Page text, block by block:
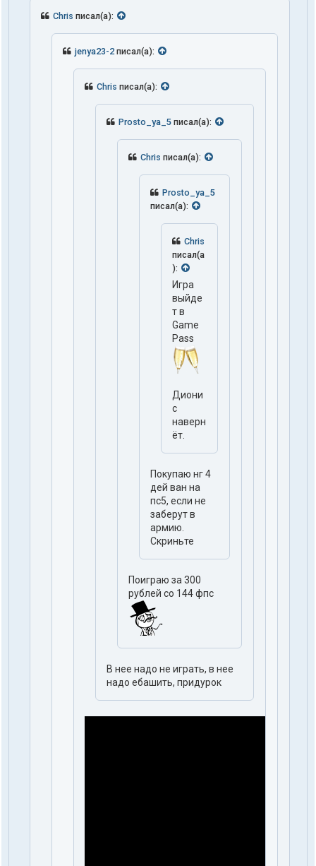
Chris писал(а):
jenya23-2 писал(а):
Chris писал(а):
Prosto_ya_5 писал(а):
Chris писал(а):
Prosto_ya_5
писал(а):
Chris
писал(а
):
Игра
выйде
т в
Game
Pass
Диони
с
наверн
ёт.
Покупаю нг 4
дей ван на
пс5, если не
заберут в
армию.
Скриньте
Поиграю за 300
рублей со 144 фпс
В нее надо не играть, в нее
надо ебашить, придурок